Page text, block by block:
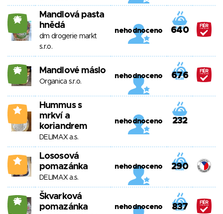
25
Mandlová pasta
hnědá
dm drogerie markt
s.r.o.
nehodnoceno 640
25 Mandlové máslo
Organica s.r.o.
nehodnoceno 676
4
Hummus s
mrkví a
koriandrem
DELIMAX a.s.
nehodnoceno 232
3
Lososová
pomazánka
DELIMAX a.s.
nehodnoceno 290
25
Škvarková
pomazánka
nehodnoceno 837